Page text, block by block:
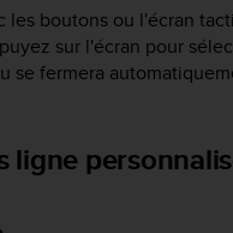
les boutons ou l'écran
sur l'écran pour
se fermera
ligne